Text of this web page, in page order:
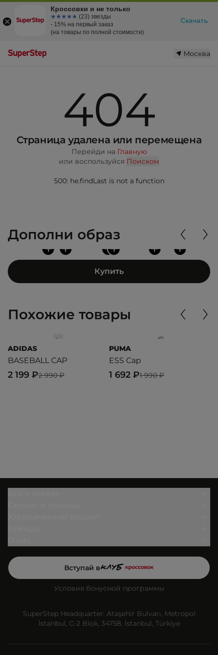
Москва
404
Страница удалена или перемещена
Перейди на Главную
или воспользуйся Поиском
500: he.findLast is not a function
Дополни образ
+
+
+ + +
+
Купить
Похожие товары
ADIDAS
BASEBALL CAP
2 990 ₽
2 199 ₽
PUMA
ESS Cap
1 990 ₽
1 692 ₽
Вступай в
Условия бонусной программы
SuperStep Headquarter: Ataşehir Bulvarı, Metropol
İstanbul, C-2 Blok, 34758, İstanbul, Türkiye
Кроссовки и не только
☆☆☆☆☆
★★★★★ (23) звезды
- 15% на первый заказ
(на товары по полной стоимости)
Скачать